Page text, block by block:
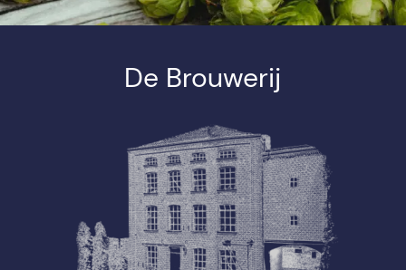
De Brouwerij